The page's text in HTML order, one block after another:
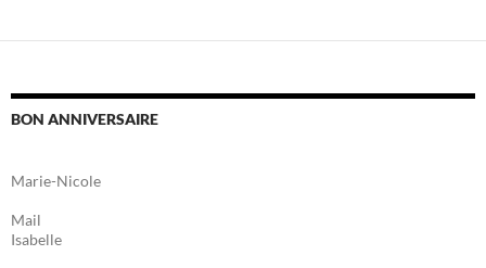
articles
BON ANNIVERSAIRE
Marie-Nicole
Mail
Isabelle